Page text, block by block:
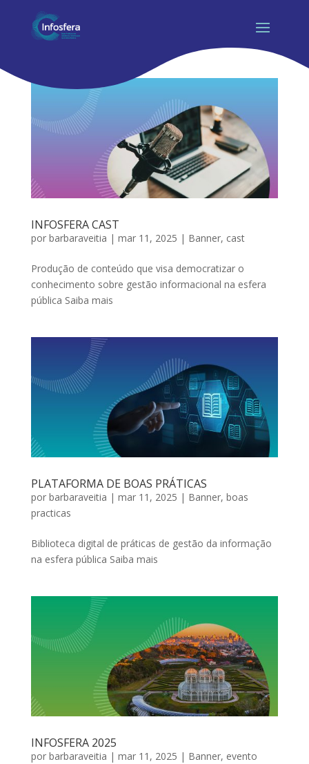
INFOSFERA CAST
por barbaraveitia | mar 11, 2025 | Banner, cast
Produção de conteúdo que visa democratizar o
conhecimento sobre gestão informacional na esfera
pública Saiba mais
PLATAFORMA DE BOAS PRÁTICAS
por barbaraveitia | mar 11, 2025 | Banner, boas
practicas
Biblioteca digital de práticas de gestão da informação
na esfera pública Saiba mais
INFOSFERA 2025
por barbaraveitia | mar 11, 2025 | Banner, evento